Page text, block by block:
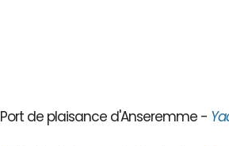
Port de plaisance d'Anseremme -